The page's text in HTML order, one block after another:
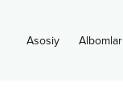
Asosiy Albomlar